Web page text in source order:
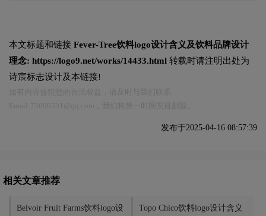
本文标题和链接 Fever-Tree饮料logo设计含义及饮料品牌设计
理念: https://logo9.net/works/14433.html 转载时请注明出处为
诗宸标志设计及本链接!
发布于2025-04-16 08:57:39
相关文章推荐
Belvoir Fruit Farms饮料logo设
Topo Chico饮料logo设计含义